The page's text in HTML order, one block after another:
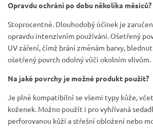
Opravdu ochrání po dobu několika měsíců?
Stoprocentně. Dlouhodobý účinek je
opravdu intenzivním používání. Ošetřený
UV záření, čímž brání změnám barvy,
ošetřený povrch odolný vůči okolním vlivům.
Na jaké povrchy je možné produkt použít?
Je plně kompatibilní se všemi typy kůže,
koženek. Možno použít i pro vyhřívaná
perforovanou kůží a střešní obložení nebo